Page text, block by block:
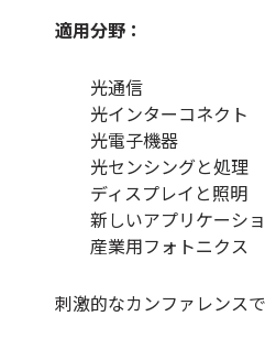
適用分野：
光通信
光インターコネクト
光電子機器
光センシングと処理
ディスプレイと照明
新しいアプリケーシ
産業用フォトニクス
刺激的なカンファレンス